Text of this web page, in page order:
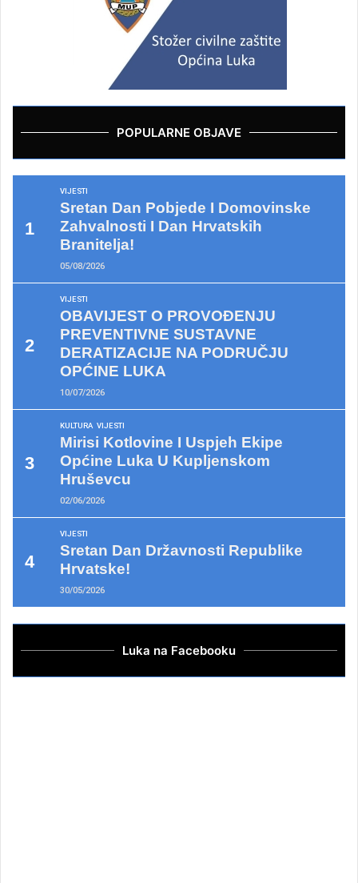
POPULARNE OBJAVE
VIJESTI
Sretan Dan Pobjede I Domovinske
Zahvalnosti I Dan Hrvatskih
Branitelja!
05/08/2026
VIJESTI
OBAVIJEST O PROVOĐENJU
PREVENTIVNE SUSTAVNE
DERATIZACIJE NA PODRUČJU
OPĆINE LUKA
10/07/2026
KULTURA VIJESTI
Mirisi Kotlovine I Uspjeh Ekipe
Općine Luka U Kupljenskom
Hruševcu
02/06/2026
VIJESTI
Sretan Dan Državnosti Republike
Hrvatske!
30/05/2026
Luka na Facebooku